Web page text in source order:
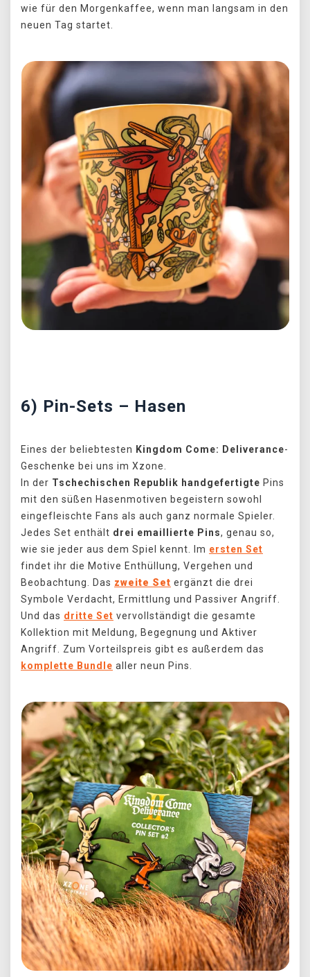
wie für den Morgenkaffee, wenn man langsam in den
neuen Tag startet.
6) Pin-Sets – Hasen
Eines der beliebtesten Kingdom Come: Deliverance-
Geschenke bei uns im Xzone.
In der Tschechischen Republik handgefertigte Pins
mit den süßen Hasenmotiven begeistern sowohl
eingefleischte Fans als auch ganz normale Spieler.
Jedes Set enthält drei emaillierte Pins, genau so,
wie sie jeder aus dem Spiel kennt. Im ersten Set
findet ihr die Motive Enthüllung, Vergehen und
Beobachtung. Das zweite Set ergänzt die drei
Symbole Verdacht, Ermittlung und Passiver Angriff.
Und das dritte Set vervollständigt die gesamte
Kollektion mit Meldung, Begegnung und Aktiver
Angriff. Zum Vorteilspreis gibt es außerdem das
komplette Bundle aller neun Pins.